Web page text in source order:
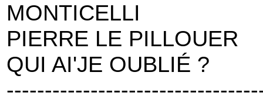
MONTICELLI
PIERRE LE PILLOUER
QUI AI'JE OUBLIÉ ?